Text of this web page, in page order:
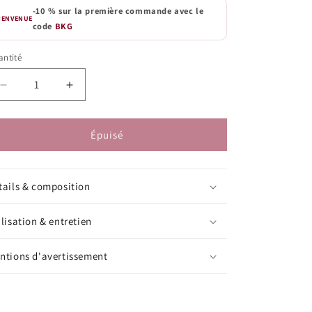
-10 % sur la première commande avec le
code BKG
Réduire
la
quantité
Bougie
|
Augmenter
la
quantité
Bougie
|
Épuisé
& composition
& entretien
d'avertissement